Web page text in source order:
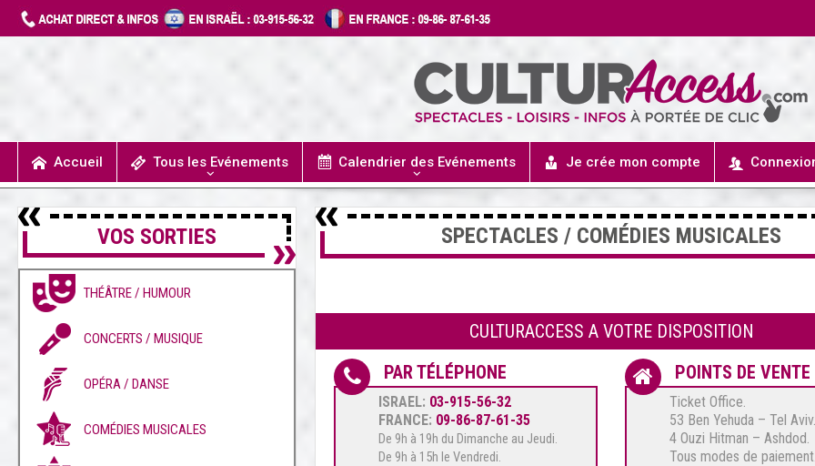
Accueil Tous les Evénements Calendrier des Evénements Je crée mon compte
SPECTACLES / COMÉDIES MUSICALES
CULTURACCESS A VOTRE DISPOSITION
PAR TÉLÉPHONE
ISRAEL: 03-915-56-32
FRANCE: 09-86-87-61-35
De 9h à 19h du Dimanche au Jeudi.
De 9h à 15h le Vendredi.
POINTS DE VENTE
Ticket Office.
53 Ben Yehuda – Tel Aviv.
4 Ouzi Hitman – Ashdod.
Tous modes de
VOS SORTIES
THÉÂTRE / HUMOUR
CONCERTS / MUSIQUE
OPÉRA / DANSE
COMÉDIES MUSICALES